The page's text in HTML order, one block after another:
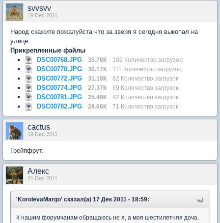
svvsvv
19 Dec 2011
Народ скажите пожалуйста что за зверя я сегодня выкопал на
улице
Прикрепленные файлы
DSC00768.JPG
35.78К 102 Количество загрузок:
DSC00770.JPG 30.17К 111 Количество загрузок:
DSC00772.JPG 31.18К 82 Количество загрузок:
DSC00774.JPG 27.37К 69 Количество загрузок:
DSC00781.JPG 25.49К 82 Количество загрузок:
DSC00782.JPG 28.66К 71 Количество загрузок:
cactus
19 Dec 2011
Грейпфрут.
Aлекc
21 Dec 2011
'KorolevaMargo' сказал(а) 17 Дек 2011 - 18:59:
К нашим форумчанам обращаюсь не я, а моя шестилетняя доча.